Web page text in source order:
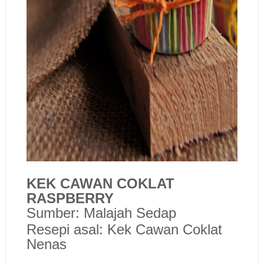
KEK CAWAN COKLAT
RASPBERRY
Sumber: Malajah Sedap
Resepi asal: Kek Cawan Coklat
Nenas